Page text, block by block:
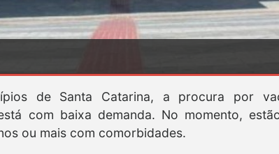
de Santa Catarina, a procura por
com baixa demanda. No momento,
ou mais com comorbidades.